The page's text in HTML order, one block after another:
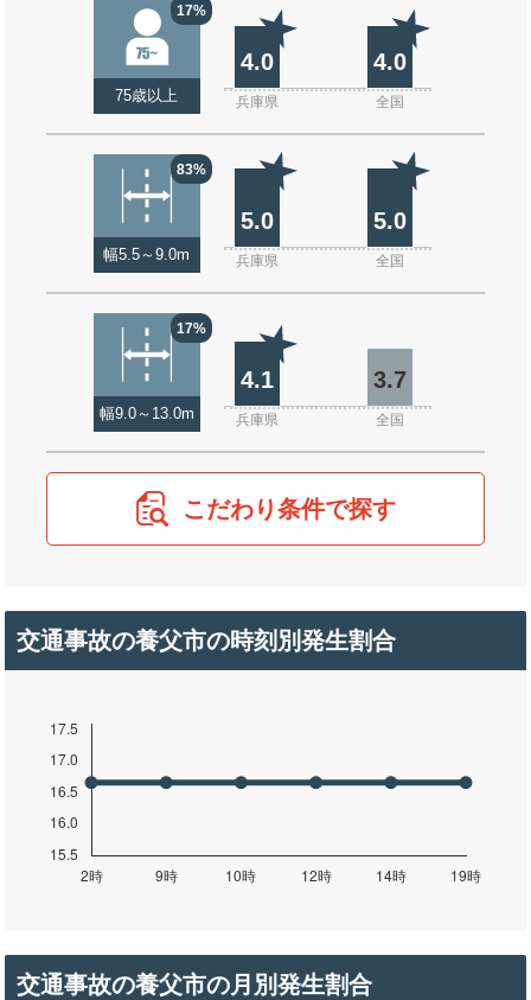
17%
75歳以上
4.0 4.0
兵庫県 全国
83%
幅5.5～9.0m
5.0 5.0
兵庫県 全国
17%
幅9.0～13.0m
4.1 3.7
兵庫県 全国
こだわり条件で探す
交通事故の養父市の時刻別発生割合
交通事故の養父市の月別発生割合